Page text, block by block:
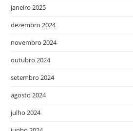
janeiro 2025
dezembro 2024
novembro 2024
outubro 2024
setembro 2024
agosto 2024
julho 2024